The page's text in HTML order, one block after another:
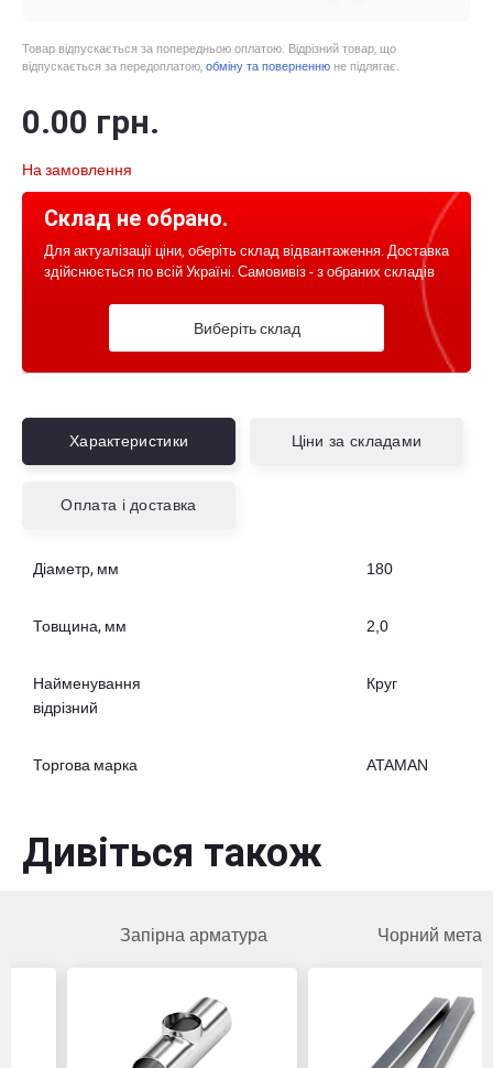
Товар відпускається за попередньою оплатою. Відрізний товар, що
відпускається за передоплатою, обміну та поверненню не підлягає.
0.00 грн.
На замовлення
Склад не обрано.
Для актуалізації ціни, оберіть склад відвантаження. Доставка
здійснюється по всій Україні. Самовивіз - з обраних складів
Виберіть склад
Характеристики Ціни за складами
Оплата і доставка
Діаметр, мм 180
Товщина, мм 2,0
Найменування
Круг
відрізний
Торгова марка ATAMAN
Дивіться також
Запірна арматура Чорний метал